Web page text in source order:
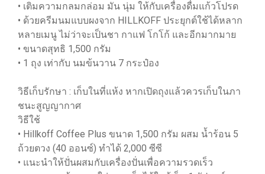
• เติมความกลมกล่อม มัน นุ่ม ให้กับเครื่องดื่มแก้วโปรด
• ด้วยครีมนมแบบผงจาก HILLKOFF ประยุกต์ใช้ได้หลาก
หลายเมนู ไม่ว่าจะเป็นชา กาแฟ โกโก้ และอีกมากมาย
• ขนาดสุทธิ 1,500 กรัม
• 1 ถุง เท่ากับ นมข้นวาน 7 กระป๋อง
วิธีเก็บรักษา : เก็บในที่แห้ง หากเปิดถุงแล้วควรเก็บในภา
ชนะสูญญากาศ
วิธีใช้
• Hillkoff Coffee Plus ขนาด 1,500 กรัม ผสม น้ำร้อน 5
ถ้วยตวง (40 ออนซ์) ทำได้ 2,000 ซีซี
• แนะนำให้ปั่นผสมกับเครื่องปั่นเพื่อความรวดเร็ว